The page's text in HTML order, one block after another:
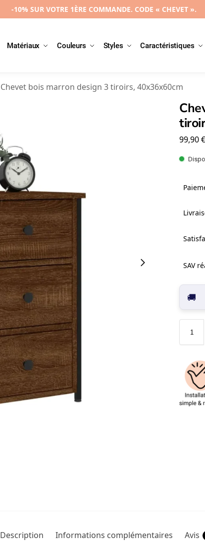
-10% SUR VOTRE 1ÈRE COMMANDE. CODE « CHEVET ».
Matériaux Couleurs Styles Caractéristiques
Chevet bois marron design 3 tiroirs, 40x36x60cm
99,90€
SAV
Description Informations complémentaires Avis